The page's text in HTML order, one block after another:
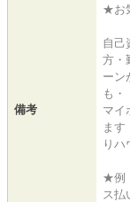
備考
★お
自己
方・
ーン
も・
マイ
ま
りハ
★例
ス払